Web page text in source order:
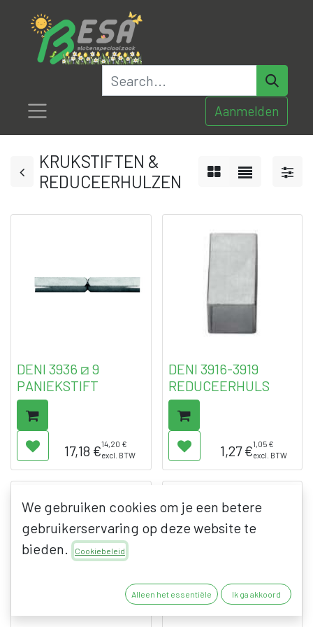
Aanmelden
KRUKSTIFTEN &
REDUCEERHULZEN
DENI 3936 ⧄ 9
PANIEKSTIFT
17,18 €14,20 €
excl. BTW
DENI 3916-3919
REDUCEERHULS
1,27€1,05€
excl. BTW
We gebruiken cookies om je een betere
gebruikerservaring op deze website te
bieden.
Cookiebeleid
Alleen het essentiële Ik ga akkoord